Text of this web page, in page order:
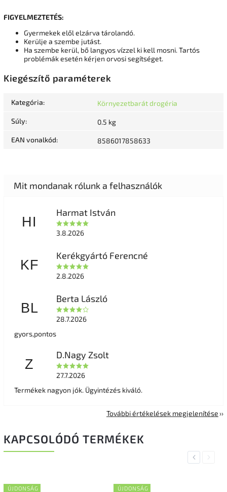
FIGYELMEZTETÉS:
Gyermekek elől elzárva tárolandó.
Kerülje a szembe jutást.
Ha szembe kerül, bő langyos vízzel ki kell mosni. Tartós
problémák esetén kérjen orvosi segítséget.
Kiegészítő paraméterek
Kategória: Környezetbarát drogéria
Súly: 0.5 kg
EAN vonalkód: 8586017858633
HI
Harmat István
3.8.2026
KF
Kerékgyártó Ferencné
2.8.2026
BL
Berta László
28.7.2026
gyors,pontos
Z
D.Nagy Zsolt
27.7.2026
Termékek nagyon jók. Ügyintézés kiváló.
További értékelések megjelenítése
KAPCSOLÓDÓ TERMÉKEK
Previous
ÚJDONSÁG ÚJDONSÁG
Next